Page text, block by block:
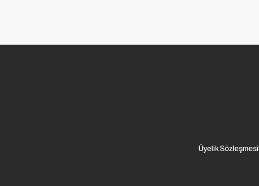
Üyelik Sözleşmesi